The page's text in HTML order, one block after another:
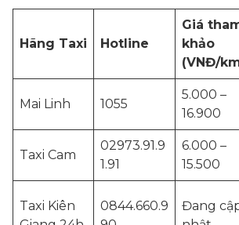
Hãng Taxi Hotline
Giá
khảo
(VNĐ/
Mai Linh 1055
5.000 –
16.900
Taxi Cam
02973.91.9
1.91
6.000 –
15.500
Taxi Kiên
0844.660.9
Đang